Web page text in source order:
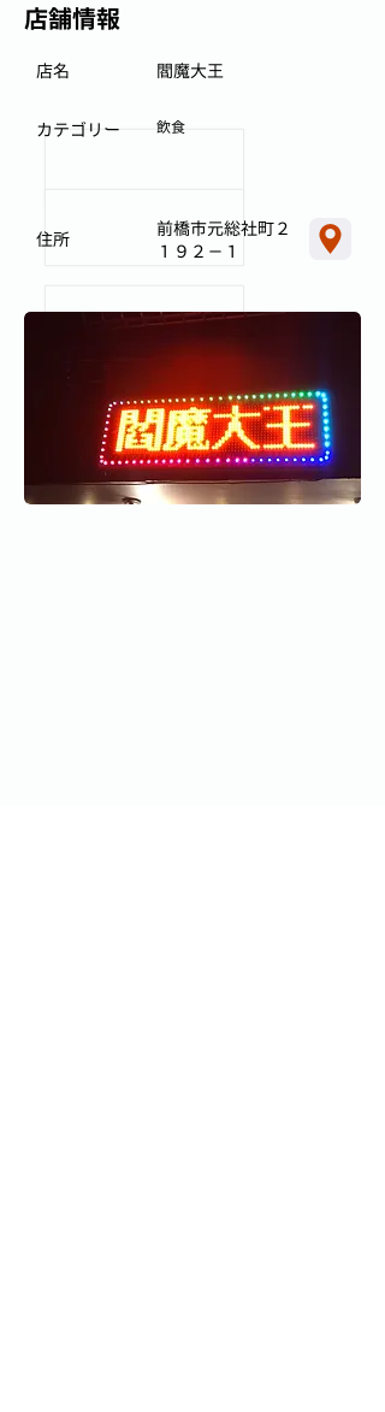
店舗情報
閻魔大王
店名
飲食
カテゴリー
前橋市元総社町２
１９２－１
住所